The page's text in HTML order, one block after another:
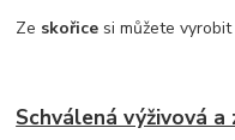
Ze skořice si můžete
Schválená výživová